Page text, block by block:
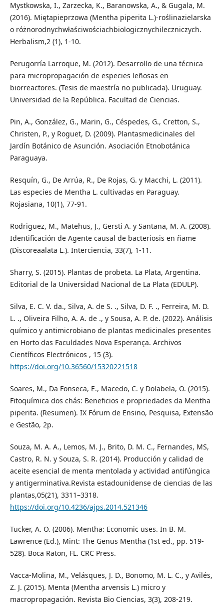
Mystkowska, I., Zarzecka, K., Baranowska, A., & Gugala, M.
(2016). Miętapieprzowa (Mentha piperita L.)-roślinazielarska
o różnorodnychwłaściwościachbiologicznychileczniczych.
Herbalism,2 (1), 1-10.
Perugorría Larroque, M. (2012). Desarrollo de una técnica
para micropropagación de especies leñosas en
biorreactores. (Tesis de maestría no publicada). Uruguay.
Universidad de la República. Facultad de Ciencias.
Pin, A., González, G., Marin, G., Céspedes, G., Cretton, S.,
Christen, P., y Roguet, D. (2009). Plantasmedicinales del
Jardín Botánico de Asunción. Asociación Etnobotánica
Paraguaya.
Resquín, G., De Arrúa, R., De Rojas, G. y Macchi, L. (2011).
Las especies de Mentha L. cultivadas en Paraguay.
Rojasiana, 10(1), 77-91.
Rodriguez, M., Matehus, J., Gersti A. y Santana, M. A. (2008).
Identificación de Agente causal de bacteriosis en ñame
(Discoreaalata L.). Interciencia, 33(7), 1-11.
Sharry, S. (2015). Plantas de probeta. La Plata, Argentina.
Editorial de la Universidad Nacional de La Plata (EDULP).
Silva, E. C. V. da., Silva, A. de S. ., Silva, D. F. ., Ferreira, M. D.
L. ., Oliveira Filho, A. A. de ., y Sousa, A. P. de. (2022). Análisis
químico y antimicrobiano de plantas medicinales presentes
en Horto das Faculdades Nova Esperança. Archivos
Científicos Electrónicos , 15 (3).
https://doi.org/10.36560/15320221518
Soares, M., Da Fonseca, E., Macedo, C. y Dolabela, O. (2015).
Fitoquímica dos chás: Beneficios e propriedades da Mentha
piperita. (Resumen). IX Fórum de Ensino, Pesquisa, Extensão
e Gestão, 2p.
Souza, M. A. A., Lemos, M. J., Brito, D. M. C., Fernandes, MS,
Castro, R. N. y Souza, S. R. (2014). Producción y calidad de
aceite esencial de menta mentolada y actividad antifúngica
y antigerminativa.Revista estadounidense de ciencias de las
plantas,05(21), 3311–3318.
https://doi.org/10.4236/ajps.2014.521346
Tucker, A. O. (2006). Mentha: Economic uses. In B. M.
Lawrence (Ed.), Mint: The Genus Mentha (1st ed., pp. 519-
528). Boca Raton, FL. CRC Press.
Vacca-Molina, M., Velásques, J. D., Bonomo, M. L. C., y Avilés,
Z. J. (2015). Menta (Mentha arvensis L.) micro y
macropropagación. Revista Bio Ciencias, 3(3), 208-219.